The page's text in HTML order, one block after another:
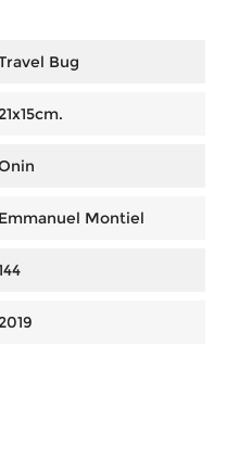
Bug
Emmanuel Montiel